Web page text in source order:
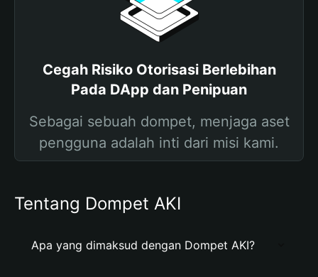
Cegah Risiko Otorisasi Berlebihan
Pada DApp dan Penipuan
Sebagai sebuah dompet, menjaga aset
pengguna adalah inti dari misi kami.
Tentang Dompet AKI
Apa yang dimaksud dengan Dompet AKI?